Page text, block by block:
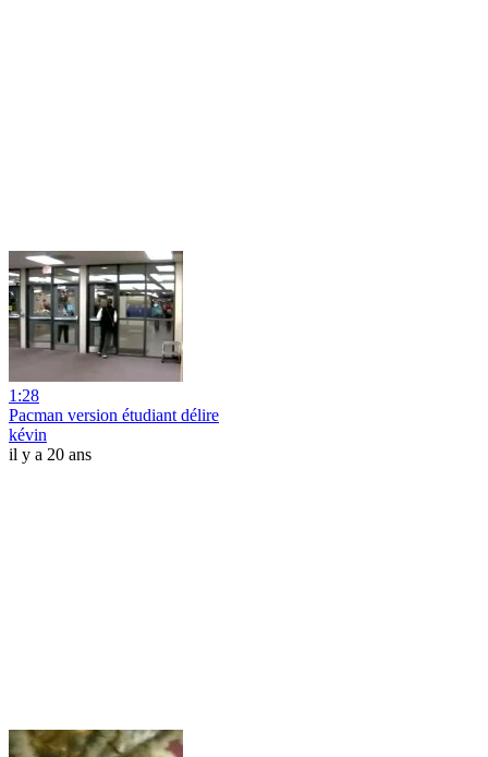
1:28
Pacman version étudiant délire
kévin
il y a 20 ans